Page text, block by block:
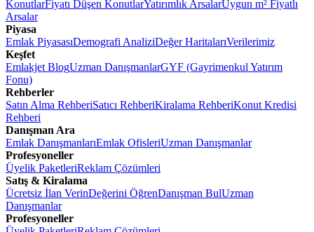
KonutlarFiyatı Düşen KonutlarYatırımlık ArsalarUygun m² Fiyatlı
Arsalar
Piyasa
Emlak PiyasasıDemografi AnaliziDeğer HaritalarıVerilerimiz
Keşfet
Emlakjet BlogUzman DanışmanlarGYF (Gayrimenkul Yatırım
Fonu)
Rehberler
Satın Alma RehberiSatıcı RehberiKiralama RehberiKonut Kredisi
Rehberi
Danışman Ara
Emlak DanışmanlarıEmlak OfisleriUzman Danışmanlar
Profesyoneller
Üyelik PaketleriReklam Çözümleri
Satış & Kiralama
Ücretsiz İlan VerinDeğerini ÖğrenDanışman BulUzman
Danışmanlar
Profesyoneller